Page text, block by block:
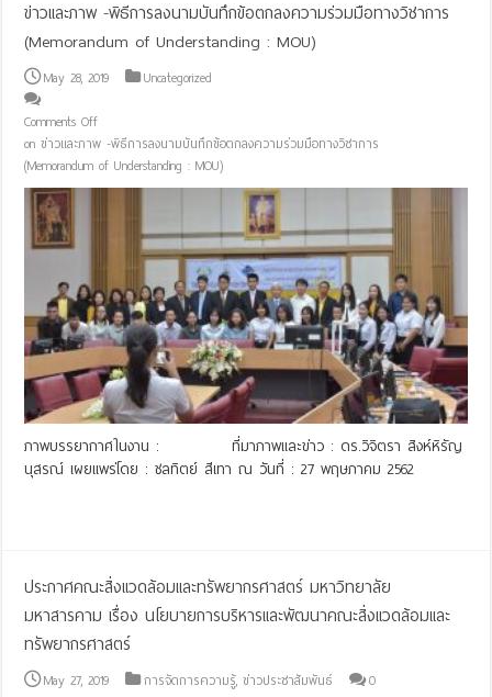
ข่าวและภาพ -พิธีการลงนามบันทึกข้อตกลงความร่วมมือทางวิชาการ
(Memorandum of Understanding : MOU)
May 28, 2019
Uncategorized
Comments Off
on ข่าวและภาพ -พิธีการลงนามบันทึกข้อตกลงความร่วมมือทางวิชาการ
(Memorandum of Understanding : MOU)
ภาพบรรยากาศในงาน : ที่มาภาพและข่าว : ดร.วิจิตรา สิงห์หิรัญ
นุสรณ์ เผยแพร่โดย : ชลทิตย์ สีเทา ณ วันที่ : 27 พฤษภาคม 2562
ประกาศคณะสิ่งแวดล้อมและทรัพยากรศาสตร์ มหาวิทยาลัย
มหาสารคาม เรื่อง นโยบายการบริหารและพัฒนาคณะสิ่งแวดล้อมและ
ทรัพยากรศาสตร์
May 27, 2019 การจัดการความรู้,ข่าวประชาสัมพันธ์ 0